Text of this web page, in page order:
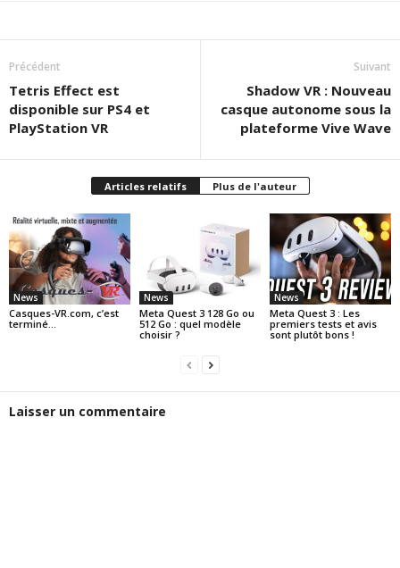
Précédent
Tetris Effect est
disponible sur PS4 et
PlayStation VR
Suivant
Shadow VR : Nouveau
casque autonome sous la
plateforme Vive Wave
Articles relatifs Plus de l'auteur
News
Casques-VR.com, c’est
terminé…
News
Meta Quest 3 128 Go ou
512 Go : quel modèle
choisir ?
News
Meta Quest 3 : Les
premiers tests et avis
sont plutôt bons !
Laisser un commentaire